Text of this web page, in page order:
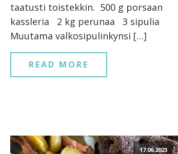
taatusti toistekkin. 500 g porsaan
kassleria 2 kg perunaa 3 sipulia
Muutama valkosipulinkynsi […]
READ MORE
17.06.2023